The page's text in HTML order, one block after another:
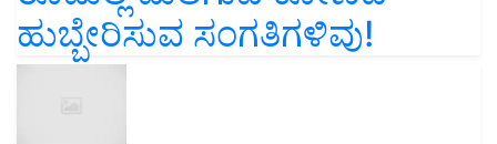
ಹುಬ್ಬೇರಿಸುವ ಸಂಗತಿಗಳಿವು!